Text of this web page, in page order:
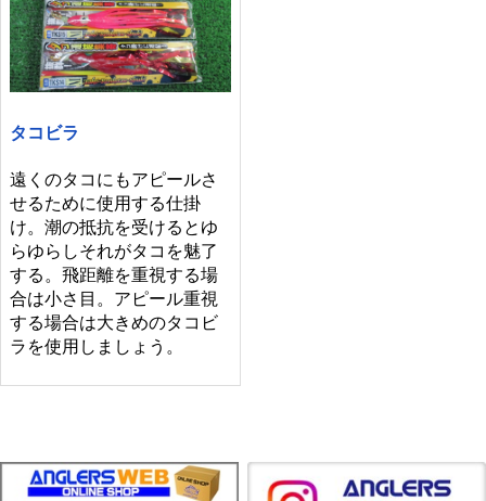
タコビラ
遠くのタコにもアピールさ
せるために使用する仕掛
け。潮の抵抗を受けるとゆ
らゆらしそれがタコを魅了
する。飛距離を重視する場
合は小さ目。アピール重視
する場合は大きめのタコビ
ラを使用しましょう。